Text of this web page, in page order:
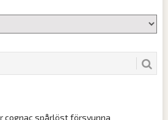
cognac spårlöst försvunna